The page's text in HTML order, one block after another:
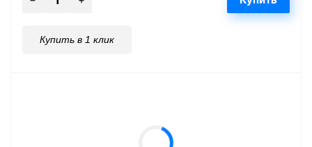
Купить в 1 клик